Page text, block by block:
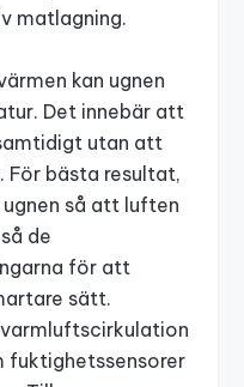
matlagning.
kan ugnen
Det innebär att
utan att
För bästa resultat,
så att luften
de
för att
sätt.
fuktighetssensorer